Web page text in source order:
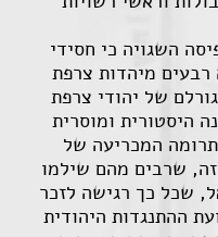
השגויה כי חסידי
מיהדות צרפת
של יהודי צרפת
היסטורית ומוסרית
המכריעה של
שרבים מהם שילמו
שכל כך רגישה לזכר
ההתנגדות היהודית